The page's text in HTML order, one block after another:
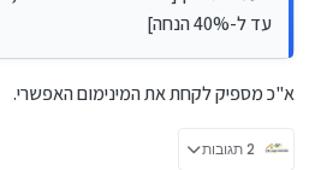
הנחה, לאחר שנתיים 20% וכן הלאה עד ל-40% הנחה]
עד ל-40% הנחה]
א"כ מספיק לקחת את המינימום האפשרי.
2 תגובות